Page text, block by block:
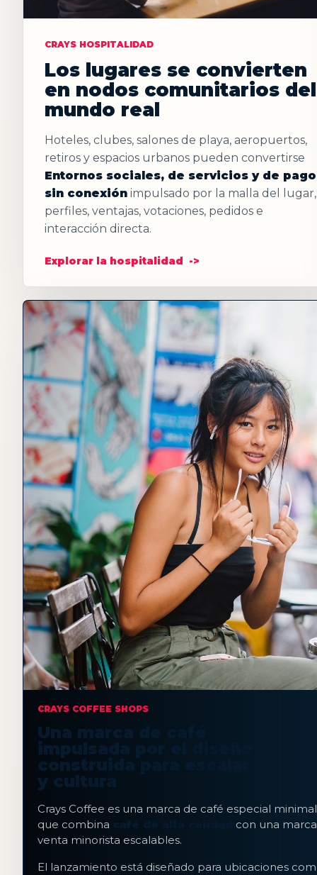
CRAYS HOSPITALIDAD
Los lugares se convierten
en nodos comunitarios del
mundo real
Hoteles, clubes, salones de playa, aeropuertos,
retiros y espacios urbanos pueden convertirse
Entornos sociales, de servicios y de pago
sin conexión impulsado por la malla del lugar,
perfiles, ventajas, votaciones, pedidos e
interacción directa.
Explorar la hospitalidad
CRAYS COFFEE SHOPS
Una marca de café
impulsada por el diseño
construida para escalar
y cultura
Crays Coffee es una marca de café especial
que combina café de alta calidad
con una
venta minorista escalables.
El lanzamiento está diseñado para ubicaciones